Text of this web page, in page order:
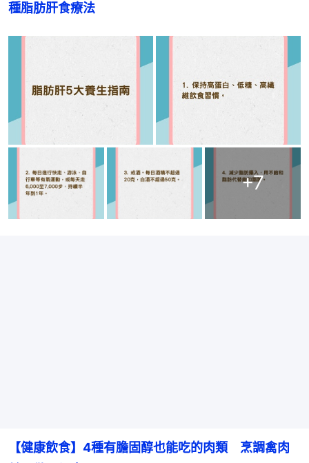
種脂肪肝食療法
+7
【健康飲食】4種有膽固醇也能吃的肉類　烹調禽肉